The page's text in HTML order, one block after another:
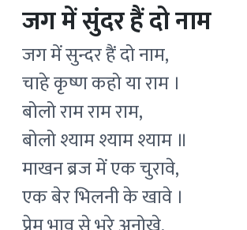
जग में सुंदर हैं दो नाम
जग में सुन्दर हैं दो नाम,
चाहे कृष्ण कहो या राम ।
बोलो राम राम राम,
बोलो श्याम श्याम श्याम ॥
माखन ब्रज में एक चुरावे,
एक बेर भिलनी के खावे ।